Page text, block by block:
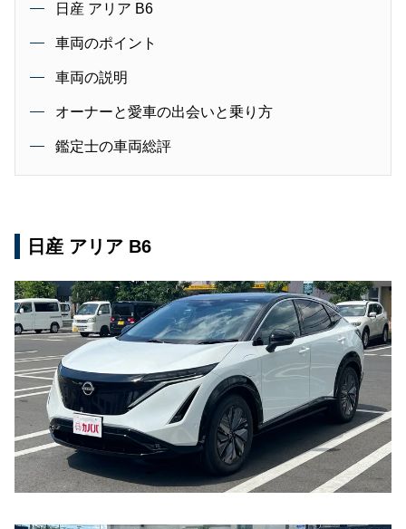
日産 アリア B6
車両のポイント
車両の説明
オーナーと愛車の出会いと乗り方
鑑定士の車両総評
日産 アリア B6